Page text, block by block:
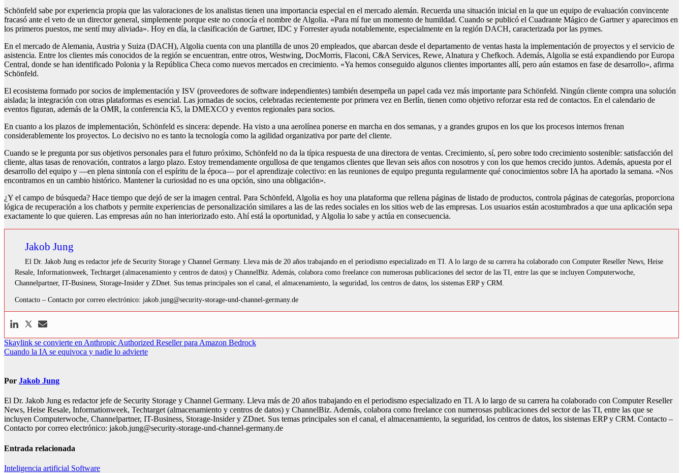
Schönfeld sabe por experiencia propia que las valoraciones de los analistas tienen una importancia especial en el mercado alemán. Recuerda una situación inicial en la que un equipo de evaluación convincente
fracasó ante el veto de un director general, simplemente porque este no conocía el nombre de Algolia. «Para mí fue un momento de humildad. Cuando se publicó el Cuadrante Mágico de Gartner y aparecimos en
los primeros puestos, me sentí muy aliviada». Hoy en día, la clasificación de Gartner, IDC y Forrester ayuda notablemente, especialmente en la región DACH, caracterizada por las pymes.
En el mercado de Alemania, Austria y Suiza (DACH), Algolia cuenta con una plantilla de unos 20 empleados, que abarcan desde el departamento de ventas hasta la implementación de proyectos y el servicio de
asistencia. Entre los clientes más conocidos de la región se encuentran, entre otros, Westwing, DocMorris, Flaconi, C&A Services, Rewe, Alnatura y Chefkoch. Además, Algolia se está expandiendo por Europa
Central, donde se han identificado Polonia y la República Checa como nuevos mercados en crecimiento. «Ya hemos conseguido algunos clientes importantes allí, pero aún estamos en fase de desarrollo», afirma
Schönfeld.
El ecosistema formado por socios de implementación y ISV (proveedores de software independientes) también desempeña un papel cada vez más importante para Schönfeld. Ningún cliente compra una solución
aislada; la integración con otras plataformas es esencial. Las jornadas de socios, celebradas recientemente por primera vez en Berlín, tienen como objetivo reforzar esta red de contactos. En el calendario de
eventos figuran, además de la OMR, la conferencia K5, la DMEXCO y eventos regionales para socios.
En cuanto a los plazos de implementación, Schönfeld es sincera: depende. Ha visto a una aerolínea ponerse en marcha en dos semanas, y a grandes grupos en los que los procesos internos frenan
considerablemente los proyectos. Lo decisivo no es tanto la tecnología como la agilidad organizativa por parte del cliente.
Cuando se le pregunta por sus objetivos personales para el futuro próximo, Schönfeld no da la típica respuesta de una directora de ventas. Crecimiento, sí, pero sobre todo crecimiento sostenible: satisfacción del
cliente, altas tasas de renovación, contratos a largo plazo. Estoy tremendamente orgullosa de que tengamos clientes que llevan seis años con nosotros y con los que hemos crecido juntos. Además, apuesta por el
desarrollo del equipo y —en plena sintonía con el espíritu de la época— por el aprendizaje colectivo: en las reuniones de equipo pregunta regularmente qué conocimientos sobre IA ha aportado la semana. «Nos
encontramos en un cambio histórico. Mantener la curiosidad no es una opción, sino una obligación».
¿Y el campo de búsqueda? Hace tiempo que dejó de ser la imagen central. Para Schönfeld, Algolia es hoy una plataforma que rellena páginas de listado de productos, controla páginas de categorías, proporciona
lógica de recuperación a los chatbots y permite experiencias de personalización similares a las de las redes sociales en los sitios web de las empresas. Los usuarios están acostumbrados a que una aplicación sepa
exactamente lo que quieren. Las empresas aún no han interiorizado esto. Ahí está la oportunidad, y Algolia lo sabe y actúa en consecuencia.
Jakob Jung
El Dr. Jakob Jung es redactor jefe de Security Storage y Channel Germany. Lleva más de 20 años trabajando en el periodismo especializado en TI. A lo largo de su carrera ha colaborado con Computer Reseller News, Heise
Resale, Informationweek, Techtarget (almacenamiento y centros de datos) y ChannelBiz. Además, colabora como freelance con numerosas publicaciones del sector de las TI, entre las que se incluyen Computerwoche,
Channelpartner, IT-Business, Storage-Insider y ZDnet. Sus temas principales son el canal, el almacenamiento, la seguridad, los centros de datos, los sistemas ERP y CRM.
Contacto – Contacto por correo electrónico: jakob.jung@security-storage-und-channel-germany.de
Navegación
de
Skaylink se convierte en Anthropic Authorized Reseller para Amazon Bedrock
Cuando la IA se equivoca y nadie lo advierte
Por Jakob Jung
El Dr. Jakob Jung es redactor jefe de Security Storage y Channel Germany. Lleva más de 20 años trabajando en el periodismo especializado en TI. A lo largo de su carrera ha colaborado con Computer Reseller
News, Heise Resale, Informationweek, Techtarget (almacenamiento y centros de datos) y ChannelBiz. Además, colabora como freelance con numerosas publicaciones del sector de las TI, entre las que se
incluyen Computerwoche, Channelpartner, IT-Business, Storage-Insider y ZDnet. Sus temas principales son el canal, el almacenamiento, la seguridad, los centros de datos, los sistemas ERP y CRM. Contacto –
Contacto por correo electrónico: jakob.jung@security-storage-und-channel-germany.de
Entrada relacionada
Inteligencia artificial Software